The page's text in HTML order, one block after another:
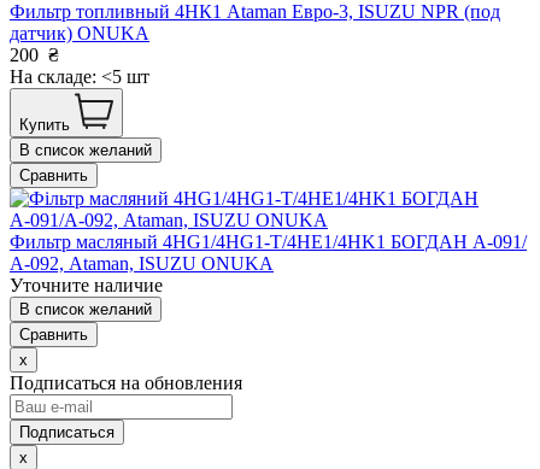
Фильтр топливный 4НК1 Ataman Евро-3, ISUZU NPR (под
датчик) ONUKA
200 ₴
На складе: <5 шт
Купить
В список желаний
Сравнить
Фильтр масляный 4HG1/4HG1-T/4HE1/4HK1 БОГДАН А-091/
А-092, Ataman, ISUZU ONUKA
Уточните наличие
В список желаний
Сравнить
x
Подписаться на обновления
x